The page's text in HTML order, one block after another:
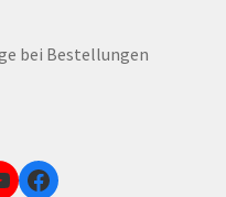
bei Bestellungen
Facebook